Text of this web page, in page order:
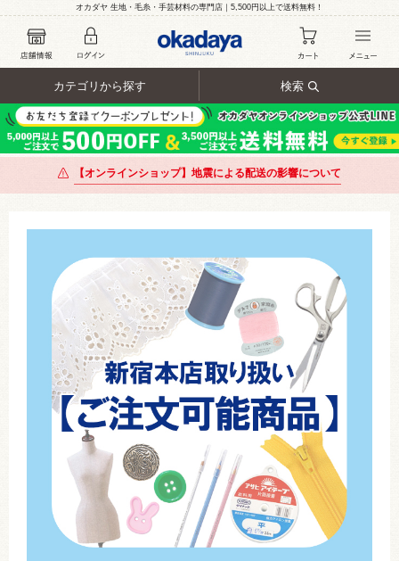
オカダヤ 生地・毛糸・手芸材料の専門店｜5,500円以上で送料無料！
カテゴリから探す 検索
【オンラインショップ】地震による配送の影響について